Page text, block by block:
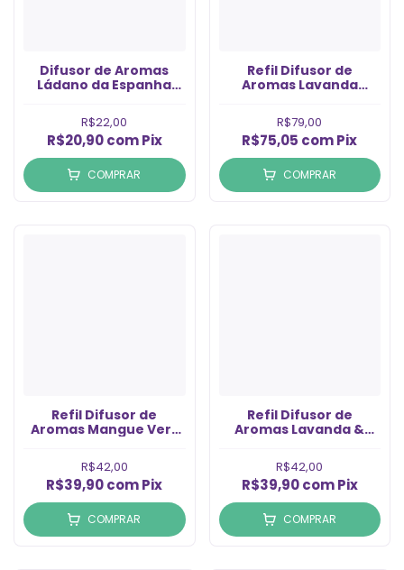
Difusor de Aromas
Ládano da Espanha
R$22,00
R$20,90com Pix
COMPRAR
Refil Difusor de
Aromas Lavanda
R$79,00
R$75,05 comPix
COMPRAR
Refil Difusor de
Aromas Mangue Vert
R$42,00
R$39,90comPix
COMPRAR
Refil Difusor de
Aromas Lavanda &
R$42,00
R$39,90com Pix
COMPRAR